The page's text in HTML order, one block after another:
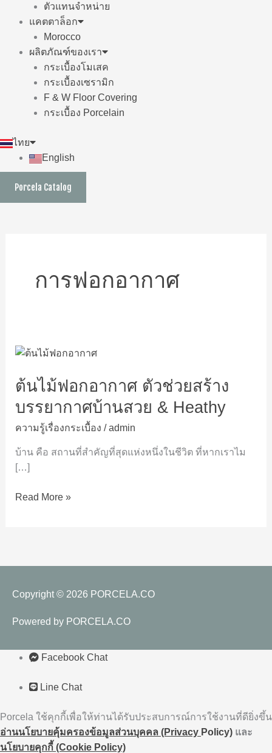
ตัวแทนจำหน่าย
แคตตาล็อก
Morocco
ผลิตภัณฑ์ของเรา
กระเบื้องโมเสค
กระเบื้องเซรามิก
F & W Floor Covering
กระเบื้อง Porcelain
ไทย
English
Porcela Catalog
การฟอกอากาศ
ต้นไม้ฟอกอากาศ ตัวช่วยสร้าง
บรรยากาศบ้านสวย & Heathy
ความรู้เรื่องกระเบื้อง /admin
บ้าน คือ สถานที่สำคัญที่สุดแห่งหนึ่งในชีวิต ที่หากเราไม
[…]
ต้นไม้
อากาศ
ช่วย
สร้าง
บ้าน
สวย
Heathy
Read More »
Copyright © 2026 PORCELA.CO
Powered by PORCELA.CO
Facebook Chat
Line Chat
Porcela ใช้คุกกี้เพื่อให้ท่านได้รับประสบการณ์การใช้งานที่ดียิ่งขึ้น
อ่านนโยบายคุ้มครองข้อมูลส่วนบุคคล (Privacy Policy) และ
นโยบายคุกกี้ (Cookie Policy)